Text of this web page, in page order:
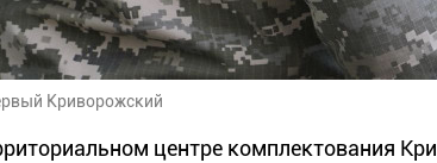
Криворожский
центре комплектования